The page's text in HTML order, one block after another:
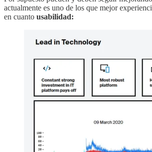
actualmente es uno de los que mejor
en cuanto usabilidad: